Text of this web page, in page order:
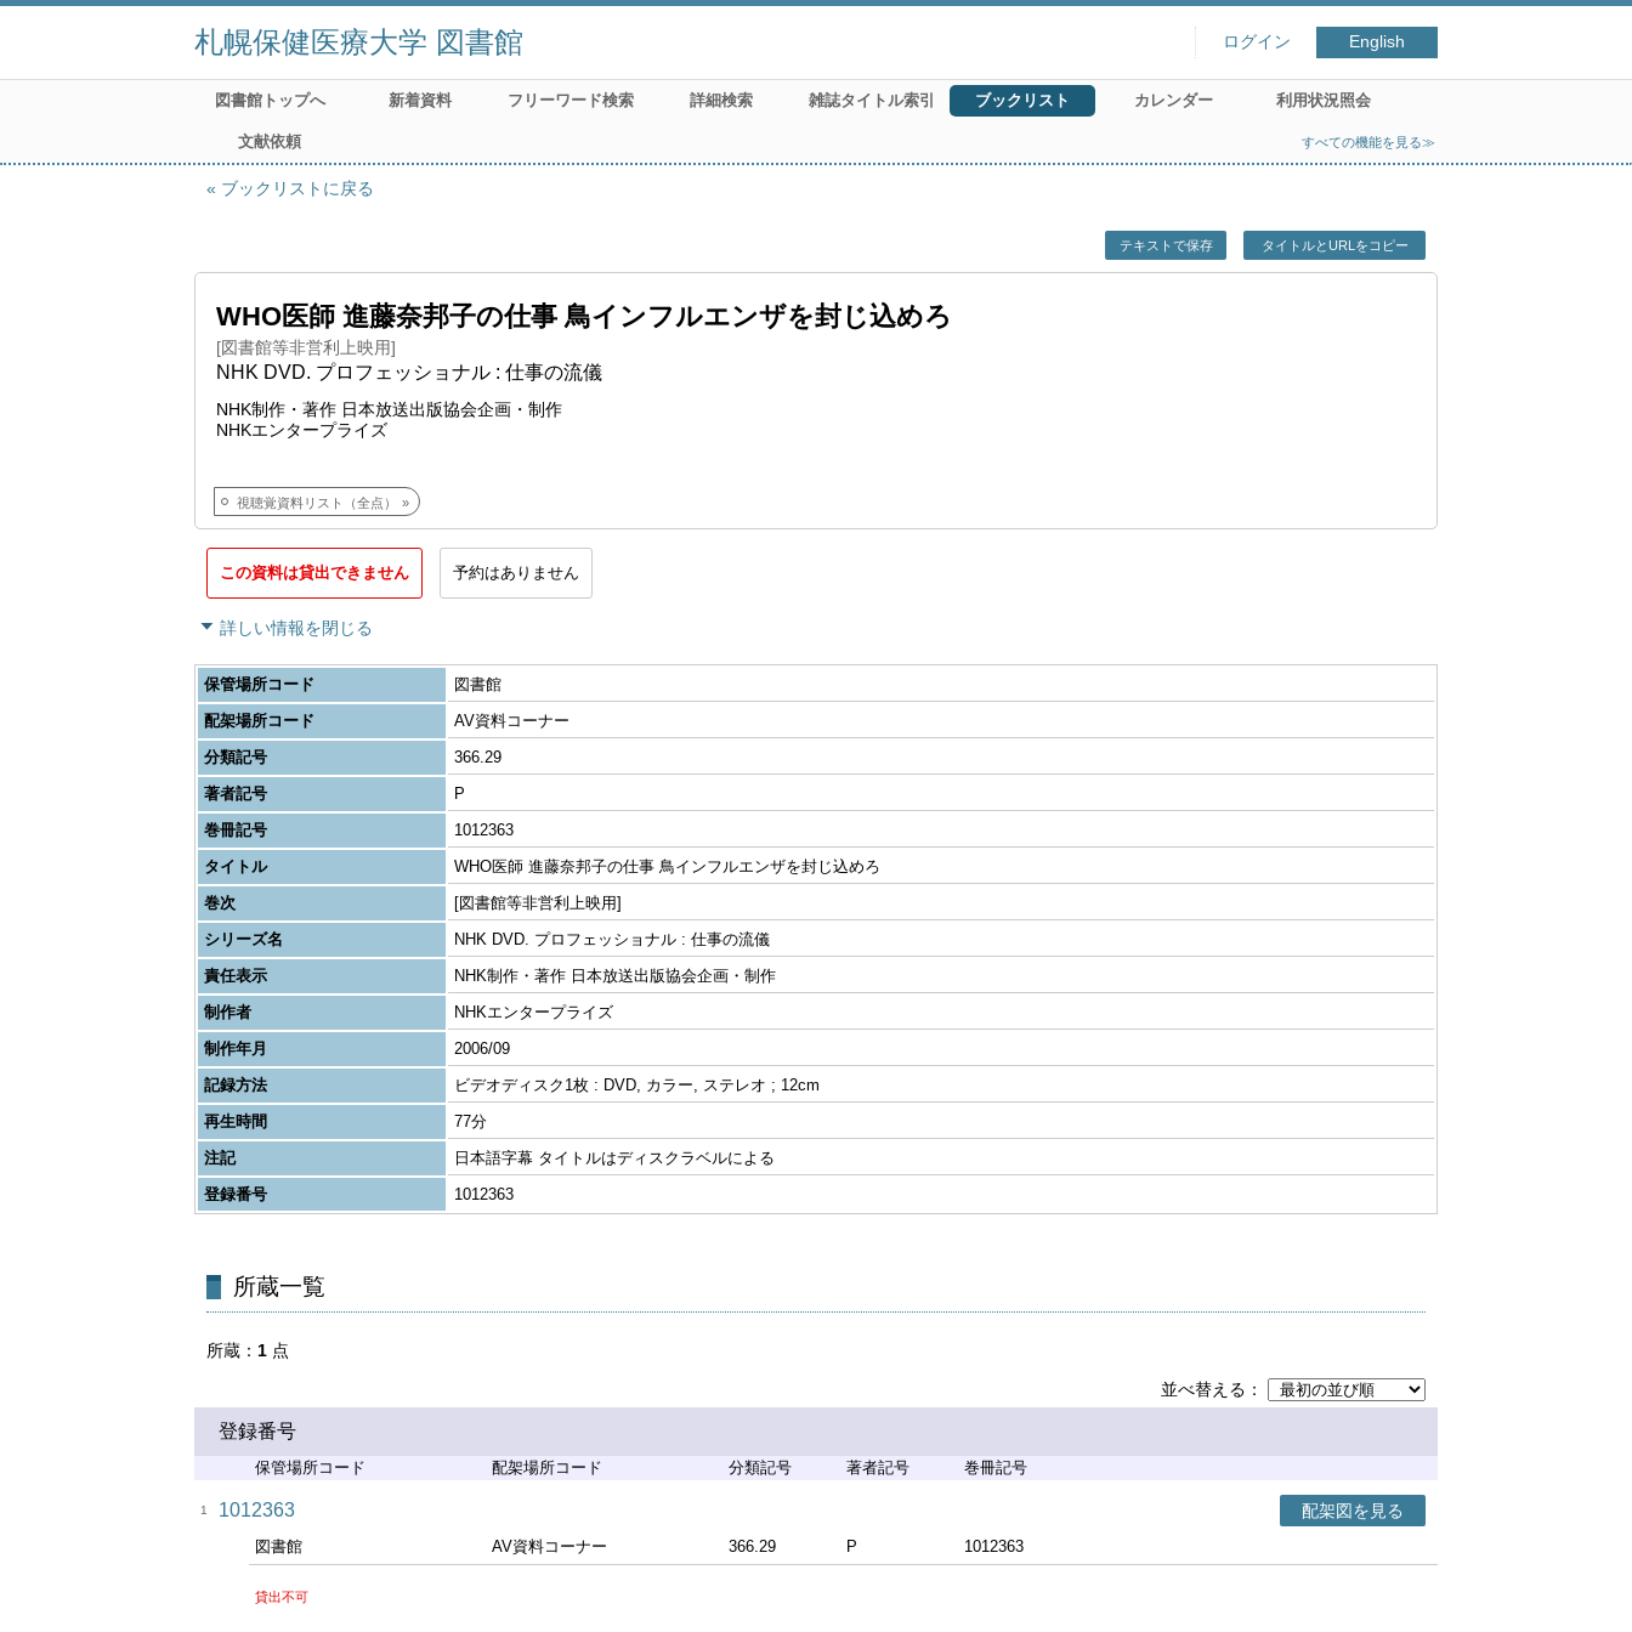
札幌保健医療大学 図書館 ログイン English
図書館トップへ 新着資料 フリーワード検索 詳細検索 雑誌タイトル索引 ブックリスト カレンダー 利用状況照会
文献依頼 すべての機能を見る≫
ブックリストに戻る
テキストで保存 タイトルとURLをコピー
WHO医師 進藤奈邦子の仕事 鳥インフルエンザを封じ込めろ
[図書館等非営利上映用]
NHK DVD. プロフェッショナル : 仕事の流儀
NHK制作・著作 日本放送出版協会企画・制作
NHKエンタープライズ
視聴覚資料リスト（全点）
この資料は貸出できません 予約はありません
詳しい情報を閉じる
保管場所コード
図書館
配架場所コード
AV資料コーナー
分類記号
366.29
著者記号
P
巻冊記号
1012363
タイトル
WHO医師 進藤奈邦子の仕事 鳥インフルエンザを封じ込めろ
巻次
[図書館等非営利上映用]
シリーズ名
NHK DVD. プロフェッショナル : 仕事の流儀
責任表示
NHK制作・著作 日本放送出版協会企画・制作
制作者
NHKエンタープライズ
制作年月
2006/09
記録方法
ビデオディスク1枚 : DVD, カラー, ステレオ ; 12cm
再生時間
77分
注記
日本語字幕 タイトルはディスクラベルによる
登録番号
1012363
所蔵一覧
所蔵 1 点
並べ替える
登録番号
保管場所コード 配架場所コード 分類記号 著者記号 巻冊記号
1 1012363 配架図を見る
図書館 AV資料コーナー 366.29 P 1012363
貸出不可